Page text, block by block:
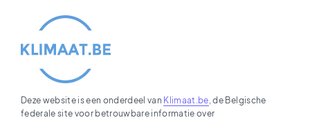
Deze website is een onderdeel van Klimaat.be, de Belgische
federale site voor betrouwbare informatie over